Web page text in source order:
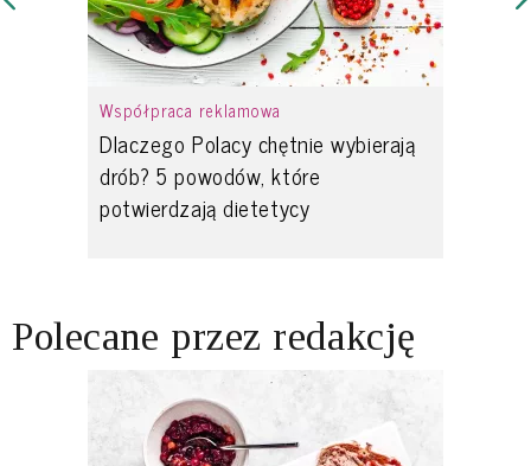
Współpraca reklamowa
Dlaczego Polacy chętnie wybierają
drób? 5 powodów, które
potwierdzają dietetycy
Polecane przez redakcję